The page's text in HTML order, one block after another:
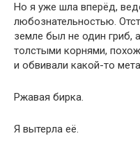
Но я уже шла вперёд,
любознательностью.
земле был не один гриб,
толстыми корнями,
и обвивали какой-то
Ржавая бирка.
Я вытерла её.